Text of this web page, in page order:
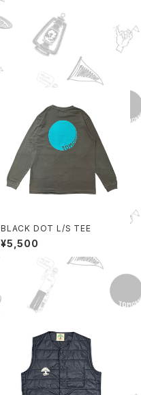
BLACK DOT L/S TEE
¥5,500